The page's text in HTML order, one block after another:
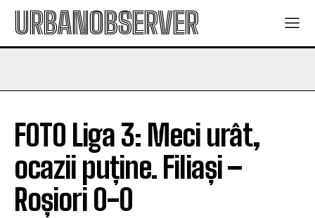
URBANOBSERVER
FOTO Liga 3: Meci urât,
ocazii puține. Filiași –
Roșiori 0-0